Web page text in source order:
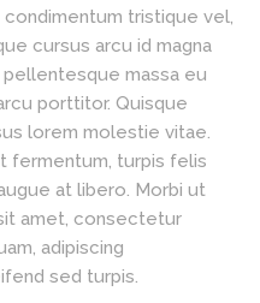
tristique vel,
cursus arcu id magna
massa eu
porttitor. Quisque
lorem molestie vitae.
fermentum, turpis felis
at libero. Morbi ut
amet, consectetur
adipiscing
sed turpis.